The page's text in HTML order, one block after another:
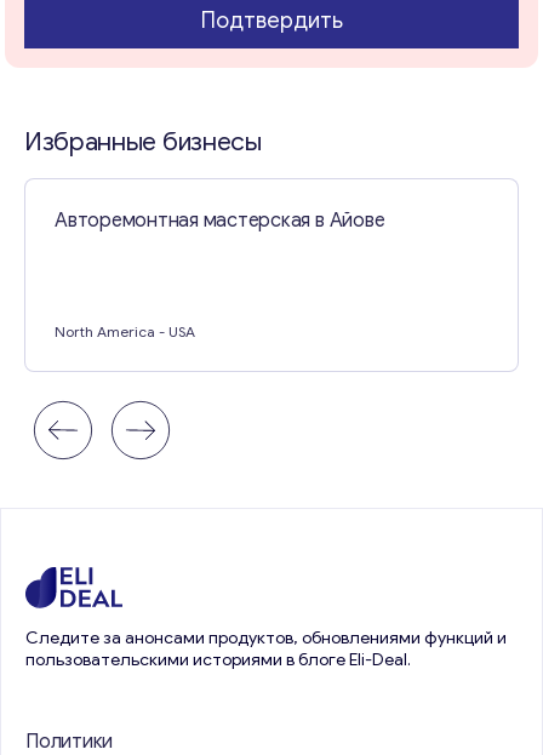
Подтвердить
Избранные бизнесы
Авторемонтная мастерская в Айове
North America - USA
Следите за анонсами продуктов, обновлениями функций и
пользовательскими историями в блоге Eli-Deal.
Политики